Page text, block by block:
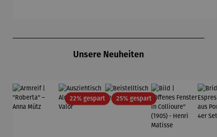
Unsere Neuheiten
22% gespartRabatt25% gespartRabatt